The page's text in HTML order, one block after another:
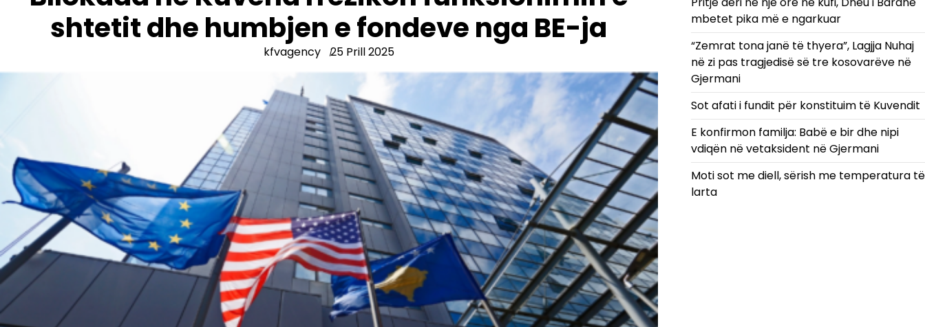
shtetit dhe humbjen e fondeve nga BE-ja
kfvagency 25 Prill 2025
mbetet pika më e ngarkuar
“Zemrat tona janë të thyera”, Lagjja Nuhaj
në zi pas tragjedisë së tre kosovarëve në
Gjermani
Sot afati i fundit për konstituim të Kuvendit
E konfirmon familja: Babë e bir dhe nipi
vdiqën në vetaksident në Gjermani
Moti sot me diell, sërish me temperatura të
larta